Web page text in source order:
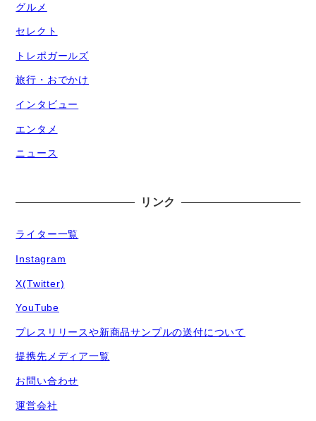
グルメ
セレクト
トレポガールズ
旅行・おでかけ
インタビュー
エンタメ
ニュース
リンク
ライター一覧
Instagram
X(Twitter)
YouTube
プレスリリースや新商品サンプルの送付について
提携先メディア一覧
お問い合わせ
運営会社